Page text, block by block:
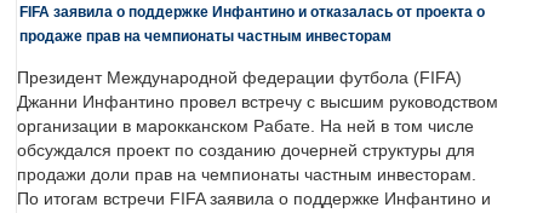
FIFA заявила о поддержке Инфантино и отказалась от проекта о
продаже прав на чемпионаты частным инвесторам
Президент Международной федерации футбола (FIFA)
Джанни Инфантино провел встречу с высшим руководством
организации в марокканском Рабате. На ней в том числе
обсуждался проект по созданию дочерней структуры для
продажи доли прав на чемпионаты частным инвесторам.
По итогам встречи FIFA заявила о поддержке Инфантино и